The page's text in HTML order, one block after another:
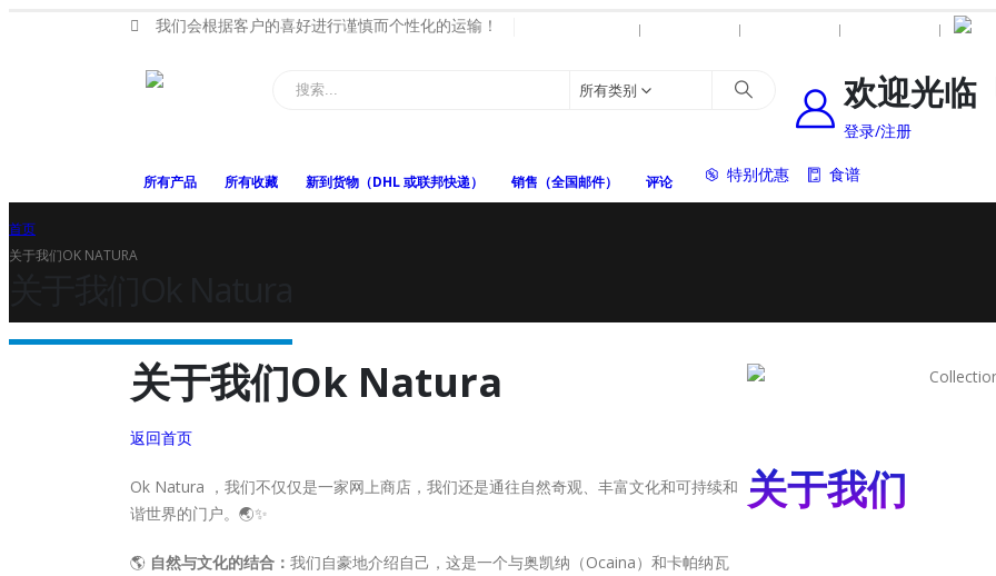
我们会根据客户的喜好进行谨慎而个性化的运输！
所有类别 欢迎光临
登录/注册
所有产品 所有收藏 新到货物（DHL 或联邦快递） 销售（全国邮件） 评论 特别优惠 食谱
首页
关于我们OK NATURA
关于我们Ok Natura
返回首页
Ok Natura ，我们不仅仅是一家网上商店，我们还是通往自然奇观、丰富文化和可持续和
谐世界的门户。🌏✨
🌎 自然与文化的结合： 我们自豪地介绍自己，这是一个与奥凯纳（Ocaina）和卡帕纳瓦
关于我们